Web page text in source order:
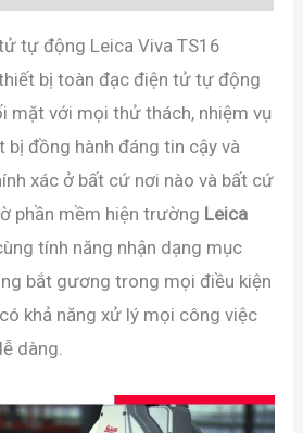
tự động Leica Viva TS16
bị toàn đạc điện tử tự động
mặt với mọi thử thách, nhiệm vụ
bị đồng hành đáng tin cậy và
xác ở bất cứ nơi nào và bất cứ
phần mềm hiện trường Leica
tính năng nhận dạng mục
bắt gương trong mọi điều kiện
khả năng xử lý mọi công việc
dàng.